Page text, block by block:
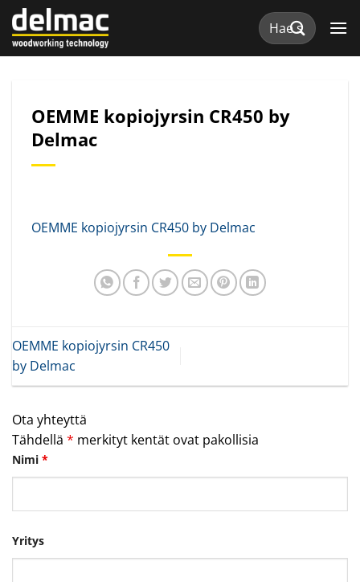
Skip
content
Etsi:
OEMME kopiojyrsin CR450 by
Delmac
OEMME kopiojyrsin CR450 by Delmac
OEMME kopiojyrsin CR450
by Delmac
Ota yhteyttä
Tähdellä * merkityt kentät ovat pakollisia
Nimi *
Yritys